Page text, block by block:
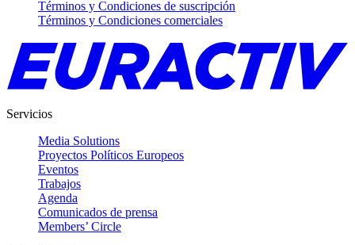
Términos y Condiciones de suscripción
Términos y Condiciones comerciales
Servicios
Media Solutions
Proyectos Políticos Europeos
Eventos
Trabajos
Agenda
Comunicados de prensa
Members’ Circle